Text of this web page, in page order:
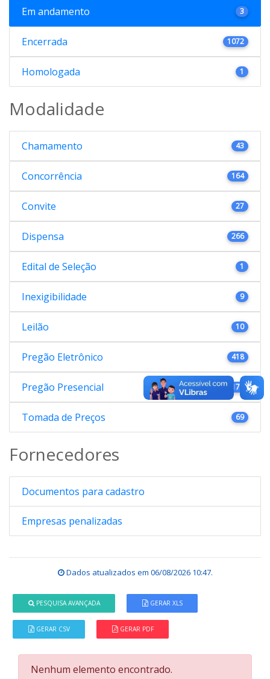
Em andamento 3
Encerrada 1072
Homologada 1
Modalidade
Chamamento 43
Concorrência 164
Convite 27
Dispensa 266
Edital de Seleção 1
Inexigibilidade 9
Leilão 10
Pregão Eletrônico 418
Pregão Presencial 176
Tomada de Preços 69
Fornecedores
Documentos para cadastro
Empresas penalizadas
Dados atualizados em 06/08/2026 10:47.
PESQUISA AVANÇADA GERAR XLS
GERAR CSV GERAR PDF
Nenhum elemento encontrado.